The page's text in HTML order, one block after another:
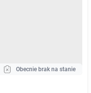
Obecnie brak na stanie